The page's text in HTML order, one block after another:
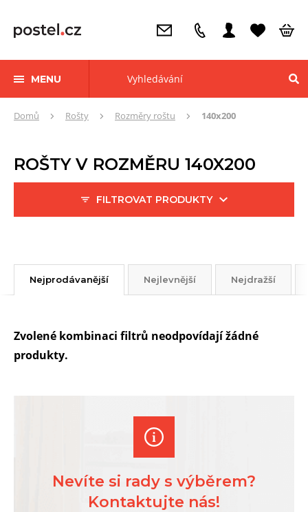
MENU
ZdeDomů Rošty Rozměry roštu 140x200
ROŠTY V ROZMĚRU 140X200
FILTROVAT PRODUKTY
Nejprodávanější Nejlevnější Nejdražší
Zvolené kombinaci filtrů neodpovídají žádné
produkty.
Nevíte si rady s výběrem?
Kontaktujte nás!